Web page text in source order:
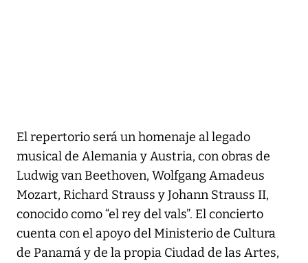
El repertorio será un homenaje al legado
musical de Alemania y Austria, con obras de
Ludwig van Beethoven, Wolfgang Amadeus
Mozart, Richard Strauss y Johann Strauss II,
conocido como “el rey del vals”. El concierto
cuenta con el apoyo del Ministerio de Cultura
de Panamá y de la propia Ciudad de las Artes,